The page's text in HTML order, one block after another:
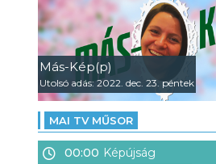
Más-Kép(p)
Utolsó adás: 2022. dec. 23. péntek
MAI TV MŰSOR
00:00 Képújság